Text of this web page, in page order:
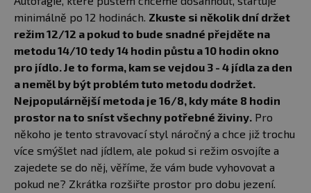
minimálně po 12 hodinách. Zkuste si několik dní držet
režim 12/12 a pokud to bude snadné přejděte na
metodu 14/10 tedy 14 hodin půstu a 10 hodin okno
pro jídlo. Je to forma, kam se vejdou 3 - 4 jídla za den
a neměl by být problém tuto metodu dodržet.
Nejpopulárnější metoda je 16/8, kdy máte 8 hodin
prostor na to sníst všechny potřebné živiny. Pro
někoho je tento stravovací styl náročný a chce již trochu
více smýšlet nad jídlem, ale pokud si režim osvojíte a
zajedete se do něj, věříme, že vám bude vyhovovat a
pokud ne? Zkrátka rozšiřte prostor pro dobu jezení.